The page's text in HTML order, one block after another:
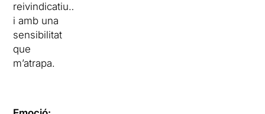
reivindicatiu…
i amb una
sensibilitat
que
m’atrapa.